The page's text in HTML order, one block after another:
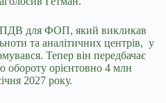
для ФОП, який викликав
та аналітичних центрів, у
Тепер він передбачає
орієнтовно 4 млн
2027 року.